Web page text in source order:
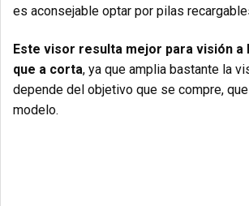
es aconsejable optar por pilas
Este visor resulta mejor para visión a
que a corta, ya que amplia bastante la
depende del objetivo que se compre,
modelo.